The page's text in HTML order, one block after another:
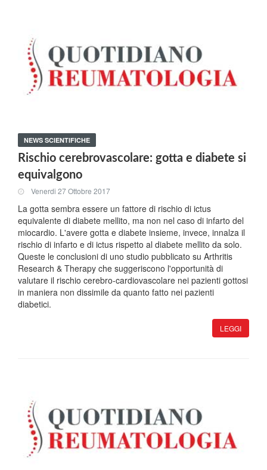
NEWS SCIENTIFICHE
Rischio cerebrovascolare: gotta e diabete si
equivalgono
Venerdi 27 Ottobre 2017
La gotta sembra essere un fattore di rischio di ictus
equivalente di diabete mellito, ma non nel caso di infarto del
miocardio. L'avere gotta e diabete insieme, invece, innalza il
rischio di infarto e di ictus rispetto al diabete mellito da solo.
Queste le conclusioni di uno studio pubblicato su Arthritis
Research & Therapy che suggeriscono l'opportunità di
valutare il rischio cerebro-cardiovascolare nei pazienti gottosi
in maniera non dissimile da quanto fatto nei pazienti
diabetici.
LEGGI